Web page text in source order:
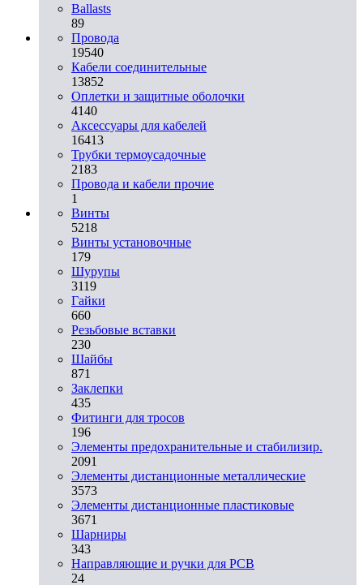
Ballasts
89
Провода
19540
Кабели соединительные
13852
Оплетки и защитные оболочки
4140
Аксессуары для кабелей
16413
Трубки термоусадочные
2183
Провода и кабели прочие
1
Винты
5218
Винты установочные
179
Шурупы
3119
Гайки
660
Резьбовые вставки
230
Шайбы
871
Заклепки
435
Фитинги для тросов
196
Элементы предохранительные и стабилизир.
2091
Элементы дистанционные металлические
3573
Элементы дистанционные пластиковые
3671
Шарниры
343
Направляющие и ручки для PCB
24